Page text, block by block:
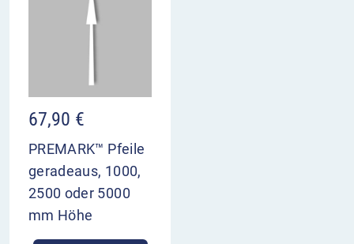
67,90 €
PREMARK™ Pfeile
geradeaus, 1000,
2500 oder 5000
mm Höhe